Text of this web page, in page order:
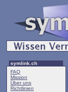
symlink.ch
FAQ
Mission
Über uns
Richtlinien